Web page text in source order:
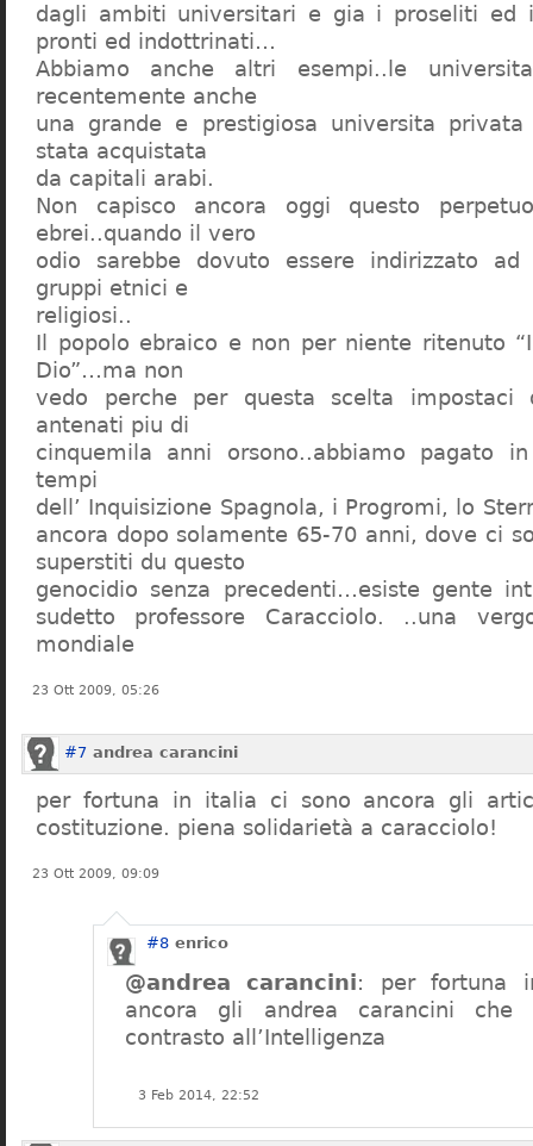
dagli ambiti universitari e gia i proseliti ed
pronti ed indottrinati…
Abbiamo anche altri esempi..le
recentemente anche
una grande e prestigiosa universita
stata acquistata
da capitali arabi.
Non capisco ancora oggi questo
ebrei..quando il vero
odio sarebbe dovuto essere indirizzato
gruppi etnici e
religiosi..
Il popolo ebraico e non per niente ritenuto
Dio”…ma non
vedo perche per questa scelta
antenati piu di
cinquemila anni orsono..abbiamo pagato
tempi
dell’ Inquisizione Spagnola, i Progromi, lo
ancora dopo solamente 65-70 anni, dove ci
superstiti du questo
genocidio senza precedenti…esiste gente
sudetto professore Caracciolo. ..una
mondiale
23 Ott 2009, 05:26
#7 andrea carancini
per fortuna in italia ci sono ancora gli
costituzione. piena solidarietà a caracciolo!
23 Ott 2009, 09:09
#8 enrico
@andrea carancini: per fortuna
ancora gli andrea carancini
contrasto all’Intelligenza
3 Feb 2014, 22:52